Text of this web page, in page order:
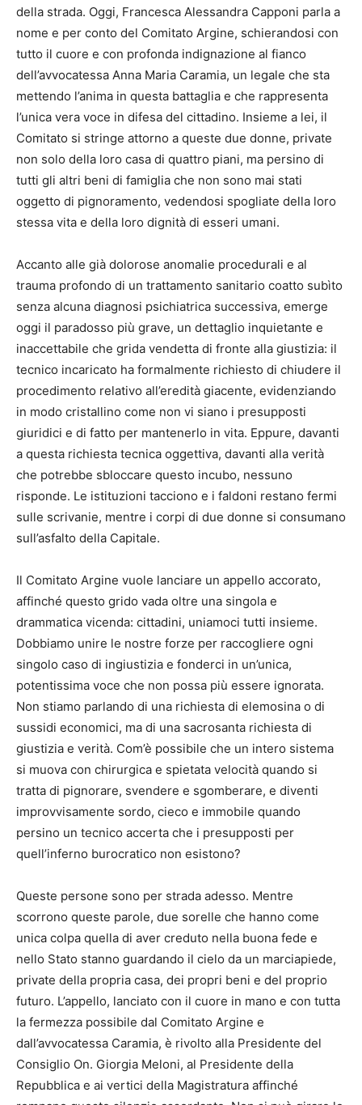
della strada. Oggi, Francesca Alessandra Capponi parla a
nome e per conto del Comitato Argine, schierandosi con
tutto il cuore e con profonda indignazione al fianco
dell’avvocatessa Anna Maria Caramia, un legale che sta
mettendo l’anima in questa battaglia e che rappresenta
l’unica vera voce in difesa del cittadino. Insieme a lei, il
Comitato si stringe attorno a queste due donne, private
non solo della loro casa di quattro piani, ma persino di
tutti gli altri beni di famiglia che non sono mai stati
oggetto di pignoramento, vedendosi spogliate della loro
stessa vita e della loro dignità di esseri umani.
​Accanto alle già dolorose anomalie procedurali e al
trauma profondo di un trattamento sanitario coatto subìto
senza alcuna diagnosi psichiatrica successiva, emerge
oggi il paradosso più grave, un dettaglio inquietante e
inaccettabile che grida vendetta di fronte alla giustizia: il
tecnico incaricato ha formalmente richiesto di chiudere il
procedimento relativo all’eredità giacente, evidenziando
in modo cristallino come non vi siano i presupposti
giuridici e di fatto per mantenerlo in vita. Eppure, davanti
a questa richiesta tecnica oggettiva, davanti alla verità
che potrebbe sbloccare questo incubo, nessuno
risponde. Le istituzioni tacciono e i faldoni restano fermi
sulle scrivanie, mentre i corpi di due donne si consumano
sull’asfalto della Capitale.
​Il Comitato Argine vuole lanciare un appello accorato,
affinché questo grido vada oltre una singola e
drammatica vicenda: cittadini, uniamoci tutti insieme.
Dobbiamo unire le nostre forze per raccogliere ogni
singolo caso di ingiustizia e fonderci in un’unica,
potentissima voce che non possa più essere ignorata.
Non stiamo parlando di una richiesta di elemosina o di
sussidi economici, ma di una sacrosanta richiesta di
giustizia e verità. Com’è possibile che un intero sistema
si muova con chirurgica e spietata velocità quando si
tratta di pignorare, svendere e sgomberare, e diventi
improvvisamente sordo, cieco e immobile quando
persino un tecnico accerta che i presupposti per
quell’inferno burocratico non esistono?
​Queste persone sono per strada adesso. Mentre
scorrono queste parole, due sorelle che hanno come
unica colpa quella di aver creduto nella buona fede e
nello Stato stanno guardando il cielo da un marciapiede,
private della propria casa, dei propri beni e del proprio
futuro. L’appello, lanciato con il cuore in mano e con tutta
la fermezza possibile dal Comitato Argine e
dall’avvocatessa Caramia, è rivolto alla Presidente del
Consiglio On. Giorgia Meloni, al Presidente della
Repubblica e ai vertici della Magistratura affinché